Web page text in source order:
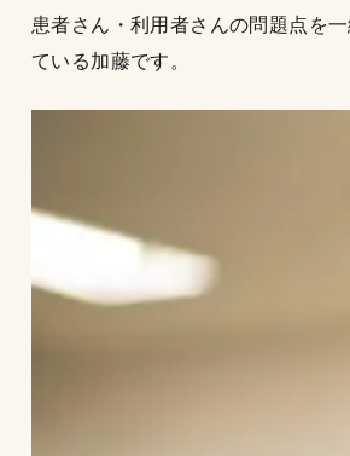
患者さん・利用者さんの問題点を
ている加藤です。